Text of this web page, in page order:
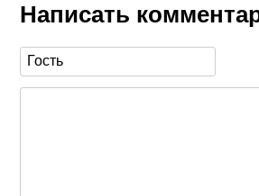
Написать